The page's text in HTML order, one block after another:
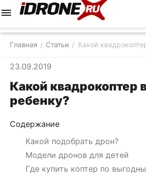
Главная / Статьи / Какой
23.09.2019
Какой квадрокоптер
ребенку?
Содержание
Какой подобрать дрон?
Модели дронов для детей
Где купить коптер по
Корзина